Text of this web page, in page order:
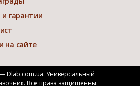
и гарантии
на сайте
Dlab.com.ua. Универсальный
Все права защищенны.